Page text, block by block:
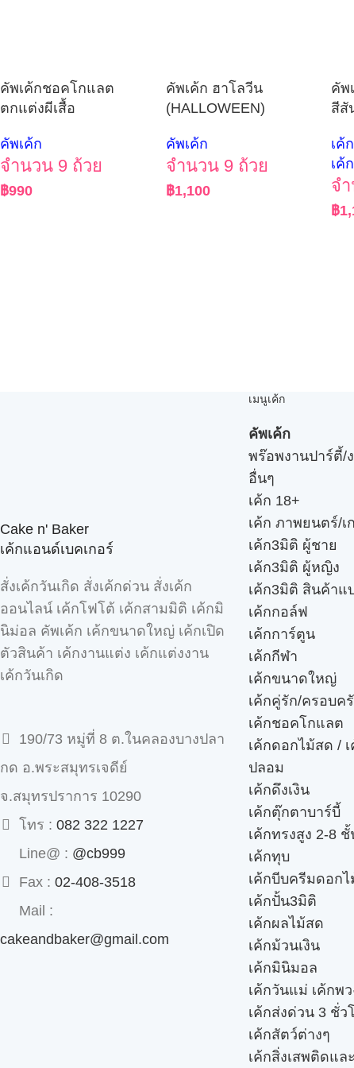
คัพเค้กชอคโกแลต
ตกแต่งผีเสื้อ
คัพเค้ก
จำนวน 9 ถ้วย
฿990
คัพเค้ก ฮาโลวีน
(HALLOWEEN)
คัพเค้ก
จำนวน 9 ถ้วย
฿1,100
คัพ
สีสั
เค้
เค้ก
จ
฿
Cake n' Baker
เค้กแอนด์เบคเกอร์
สั่งเค้กวันเกิด สั่งเค้กด่วน สั่งเค้ก
ออนไลน์ เค้กโฟโต้ เค้กสามมิติ เค้กมิ
นิม่อล คัพเค้ก เค้กขนาดใหญ่ เค้กเปิด
ตัวสินค้า เค้กงานแต่ง เค้กแต่งงาน
เค้กวันเกิด
190/73 หมู่ที่ 8 ต.ในคลองบางปลา
กด อ.พระสมุทรเจดีย์
จ.สมุทรปราการ 10290
โทร : 082 322 1227
Line@ : @cb999
Fax : 02-408-3518
Mail :
cakeandbaker@gmail.com
เมนูเค้ก
คัพเค้ก
พร๊อพงานปาร์ตี้/
อื่นๆ
เค้ก 18+
เค้ก ภาพยนตร์/เ
เค้ก3มิติ ผู้ชาย
เค้ก3มิติ ผู้หญิง
เค้ก3มิติ สินค้าแ
เค้กกอล์ฟ
เค้กการ์ตูน
เค้กกีฬา
เค้กขนาดใหญ่
เค้กคู่รัก/ครอบค
เค้กชอคโกแลต
เค้กดอกไม้สด /
ปลอม
เค้กดึงเงิน
เค้กตุ๊กตาบาร์บี้
เค้กทรงสูง 2-8
เค้กทุบ
เค้กบีบครีมดอกไ
เค้กปั้น3มิติ
เค้กผลไม้สด
เค้กม้วนเงิน
เค้กมินิมอล
เค้กวันแม่ เค้กพ
เค้กส่งด่วน 3 ชั่ว
เค้กสัตว์ต่างๆ
เค้กสิ่งเสพติดแล